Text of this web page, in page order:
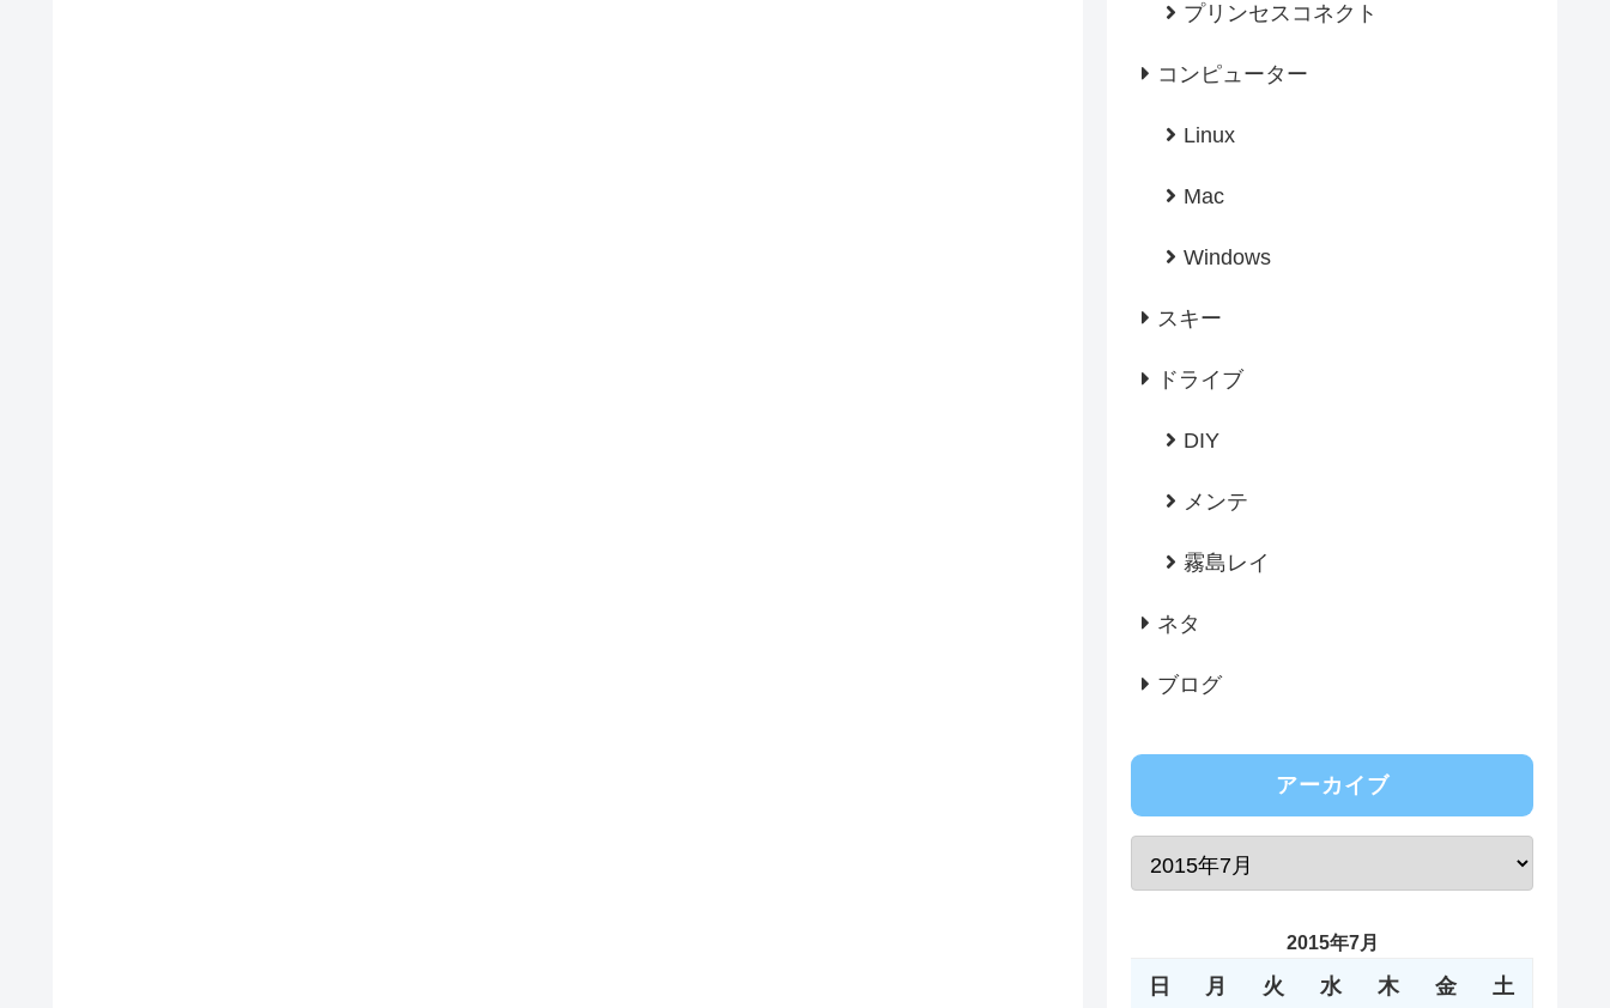
プリンセスコネクト
コンピューター
Linux
Mac
Windows
スキー
ドライブ
DIY
メンテ
霧島レイ
ネタ
ブログ
アーカイブ
2015年7月
日 月 火 水 木 金 土